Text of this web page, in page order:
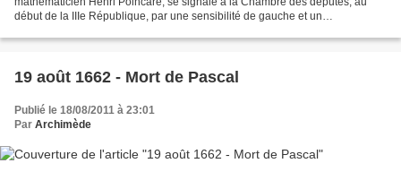
début de la IIIe République, par une sensibilité de gauche et un
19 août 1662 - Mort de Pascal
Publié le 18/08/2011 à 23:01
Par Archimède